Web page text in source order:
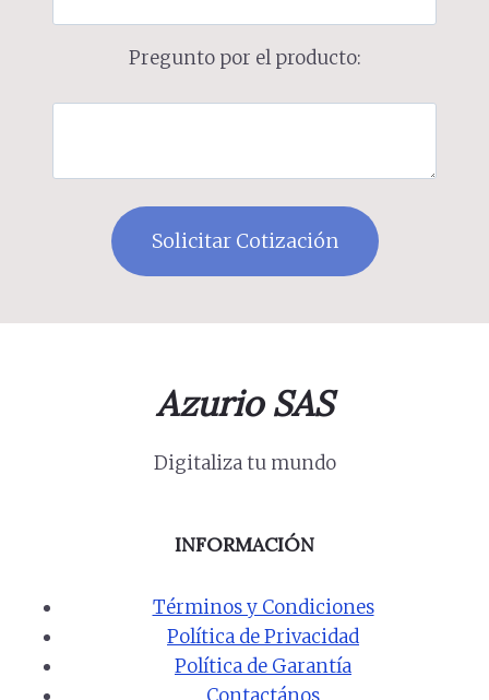
Pregunto por el producto:
Azurio SAS
Digitaliza tu mundo
INFORMACIÓN
Términos y Condiciones
Política de Privacidad
Política de Garantía